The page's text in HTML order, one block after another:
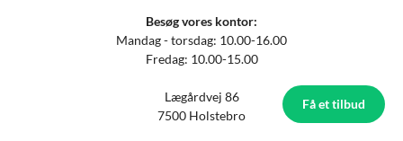
Få et tilbud
Besøg vores kontor:
Mandag - torsdag: 10.00-16.00
Fredag: 10.00-15.00
Lægårdvej 86
7500 Holstebro